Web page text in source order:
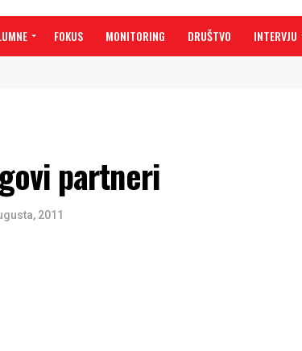
FOKUS MONITORING DRUŠTVO INTERVJU
partneri
2011